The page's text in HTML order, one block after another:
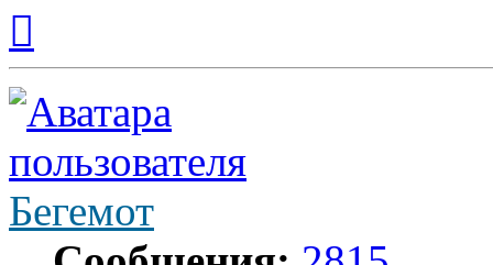
началу
Бегемот